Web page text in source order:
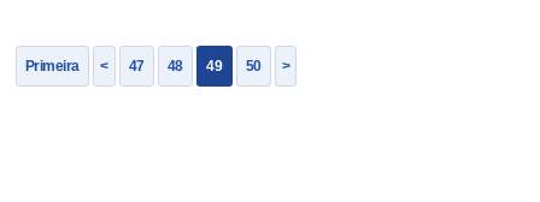
Primeira < 47 48 49 50 >